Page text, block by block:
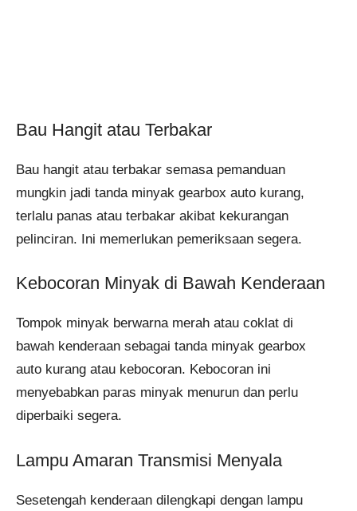
Bau Hangit atau Terbakar
Bau hangit atau terbakar semasa pemanduan
mungkin jadi tanda minyak gearbox auto kurang,
terlalu panas atau terbakar akibat kekurangan
pelinciran. Ini memerlukan pemeriksaan segera.
Kebocoran Minyak di Bawah Kenderaan
Tompok minyak berwarna merah atau coklat di
bawah kenderaan sebagai tanda minyak gearbox
auto kurang atau kebocoran. Kebocoran ini
menyebabkan paras minyak menurun dan perlu
diperbaiki segera.
Lampu Amaran Transmisi Menyala
Sesetengah kenderaan dilengkapi dengan lampu